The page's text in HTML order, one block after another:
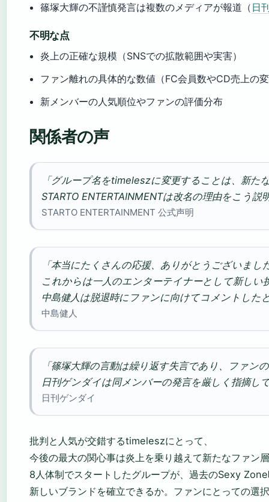
篠塚大輝の不謹慎発言は複数のメディアが報道（ 日
不明な点
炎上の正確な規模（SNSでの拡散範囲や実害）
ファン離れの具体的な数値（FC会員数やCD売上の
新メンバーの人気順位やファンの評価分布
関係者の声
「グループ名をtimeleszに変更することは、新
STARTO ENTERTAINMENTは改名の理由をこう
STARTO ENTERTAINMENT 公式声明
「本当にたくさんの応援、ありがとうございまし
これからは一人のエンターテイナーとして新し
中島健人は脱退時にファンに向けてコメントした
中島健人
「篠塚大輝の言動は繰り返す失言であり、ファ
日刊ゲンダイは同メンバーの発言を厳しく指摘し
日刊ゲンダイ
批判と人気が交錯するtimeleszにとって、
今後の最大の関心事は炎上を乗り越えて新たなファン
8人体制でスタートしたグループが、過去のSexy
新しいブランドを確立できるか。ファンにとっての選